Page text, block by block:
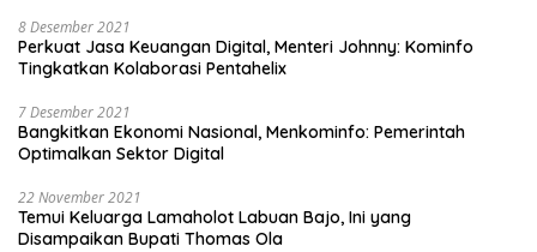
8 Desember 2021
Perkuat Jasa Keuangan Digital, Menteri Johnny: Kominfo
Tingkatkan Kolaborasi Pentahelix
7 Desember 2021
Bangkitkan Ekonomi Nasional, Menkominfo: Pemerintah
Optimalkan Sektor Digital
22 November 2021
Temui Keluarga Lamaholot Labuan Bajo, Ini yang
Disampaikan Bupati Thomas Ola